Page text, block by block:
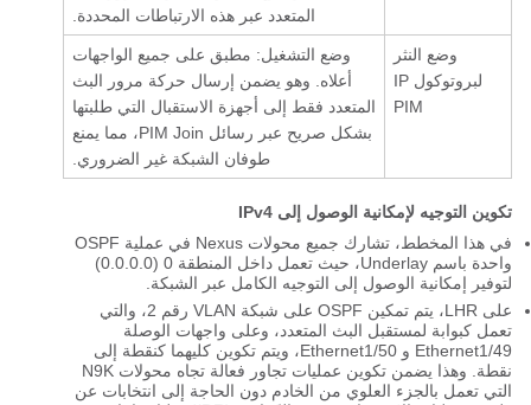
المتعدد عبر هذه الارتباطات المحددة.
وضع النثر
لبروتوكول IP
PIM
وضع التشغيل: مطبق على جميع الواجهات
أعلاه. وهو يضمن إرسال حركة مرور البث
المتعدد فقط إلى أجهزة الاستقبال التي طلبتها
بشكل صريح عبر رسائل PIM Join، مما يمنع
طوفان الشبكة غير الضروري.
تكوين التوجيه لإمكانية الوصول إلى IPv4
في هذا المخطط، تشارك جميع محولات Nexus في عملية OSPF
واحدة باسم Underlay، حيث تعمل داخل المنطقة 0 (0.0.0.0)
لتوفير إمكانية الوصول إلى التوجيه الكامل عبر الشبكة.
على LHR، يتم تمكين OSPF على شبكة VLAN رقم 2، والتي
تعمل كبوابة لمستقبل البث المتعدد، وعلى واجهات الوصلة
Ethernet1/49 و Ethernet1/50، ويتم تكوين كليهما كنقطة إلى
نقطة. وهذا يضمن تكوين عمليات تجاور فعالة تجاه محولات N9K
التي تعمل بالجزء العلوي من الخادم دون الحاجة إلى انتخابات عن